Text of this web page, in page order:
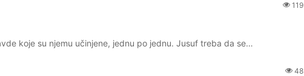
119
koje su njemu učinjene, jednu po jednu. Jusuf treba da se…
48